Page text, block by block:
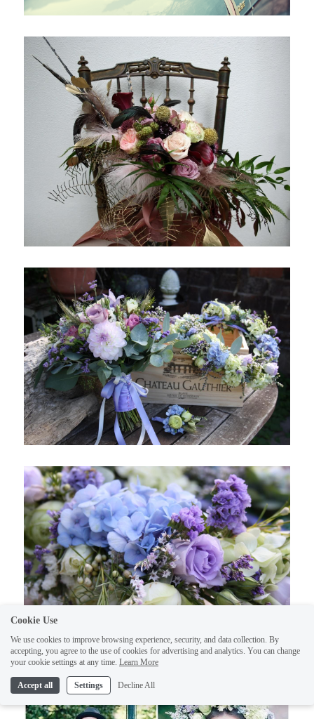
Cookie Use
We use cookies to improve browsing experience, security, and data collection. By
accepting, you agree to the use of cookies for advertising and analytics. You can change
your cookie settings at any time. Learn More
Accept all Settings Decline All